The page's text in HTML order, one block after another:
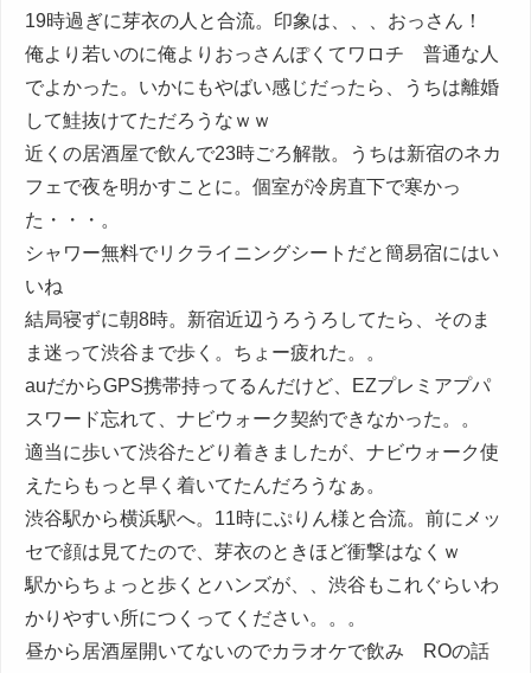
19時過ぎに芽衣の人と合流。印象は、、、おっさん！
俺より若いのに俺よりおっさんぽくてワロチ 普通な人
でよかった。いかにもやばい感じだったら、うちは離婚
して鮭抜けてただろうなｗｗ
近くの居酒屋で飲んで23時ごろ解散。うちは新宿のネカ
フェで夜を明かすことに。個室が冷房直下で寒かっ
た・・・。
シャワー無料でリクライニングシートだと簡易宿にはい
いね
結局寝ずに朝8時。新宿近辺うろうろしてたら、そのま
ま迷って渋谷まで歩く。ちょー疲れた。。
auだからGPS携帯持ってるんだけど、EZプレミアプパ
スワード忘れて、ナビウォーク契約できなかった。。
適当に歩いて渋谷たどり着きましたが、ナビウォーク使
えたらもっと早く着いてたんだろうなぁ。
渋谷駅から横浜駅へ。11時にぷりん様と合流。前にメッ
セで顔は見てたので、芽衣のときほど衝撃はなくｗ
駅からちょっと歩くとハンズが、、渋谷もこれぐらいわ
かりやすい所につくってください。。。
昼から居酒屋開いてないのでカラオケで飲み ROの話